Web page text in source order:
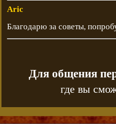
Aric
Благодарю за советы,
Для общения
где вы